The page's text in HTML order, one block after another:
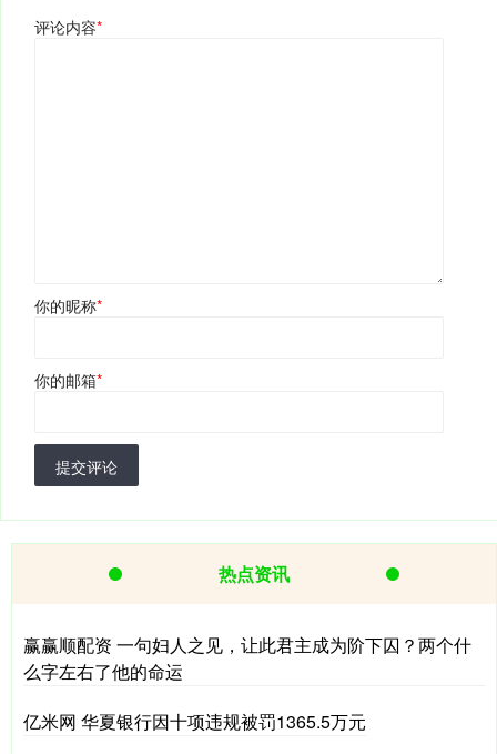
评论内容*
你的昵称*
你的邮箱*
提交评论
热点资讯
赢赢顺配资 一句妇人之见，让此君主成为阶下囚？两个什
么字左右了他的命运
亿米网 华夏银行因十项违规被罚1365.5万元